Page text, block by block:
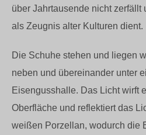
über Jahrtausende nicht zerfällt
als Zeugnis alter Kulturen dient.
Die Schuhe stehen und liegen
neben und übereinander unter
Eisengusshalle. Das Licht wirft
Oberfläche und reflektiert das
weißen Porzellan, wodurch die